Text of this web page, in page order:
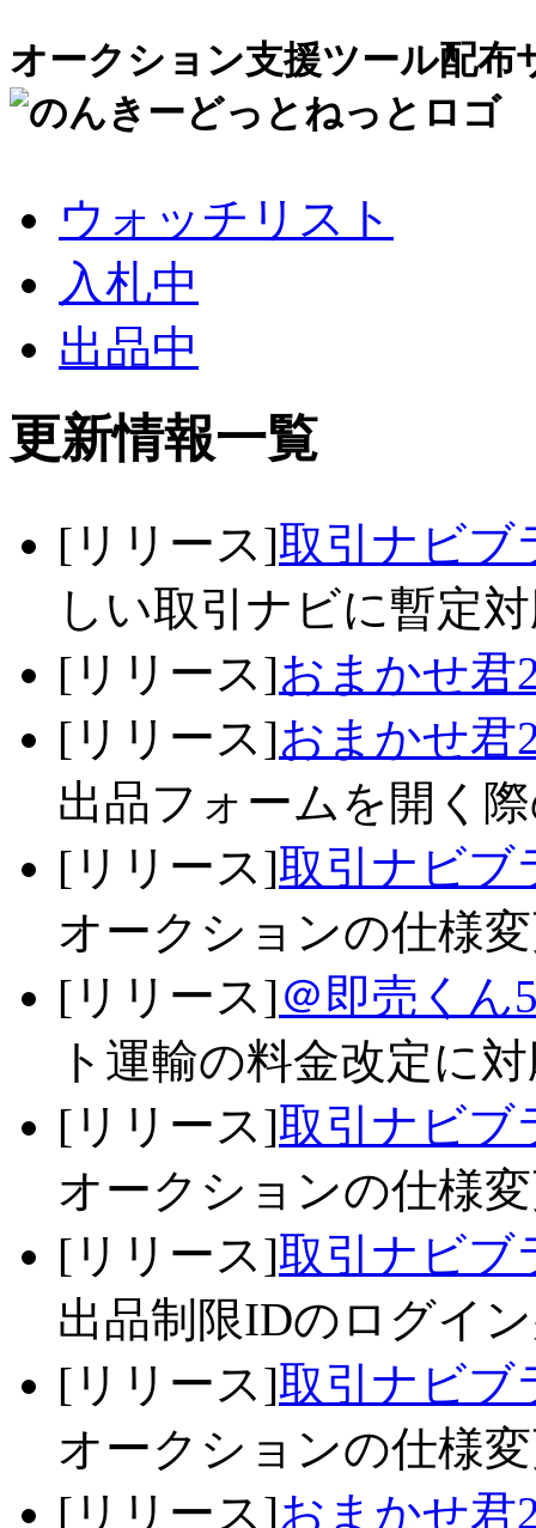
オークション支援ツール配布
ウォッチリスト
入札中
出品中
更新情報一覧
[リリース]取引ナビブ
しい取引ナビに暫定
[リリース]おまかせ君
[リリース]おまかせ君
出品フォームを開く
[リリース]取引ナビブ
オークションの仕様
[リリース]＠即売くん
ト運輸の料金改定に
[リリース]取引ナビブ
オークションの仕様
[リリース]取引ナビブ
出品制限IDのログイ
[リリース]取引ナビブ
オークションの仕様
[リリース]おまかせ君